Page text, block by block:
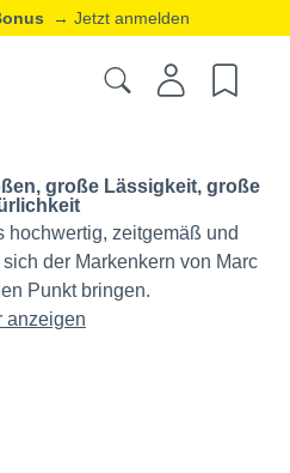
→ Jetzt anmelden
große Lässigkeit, große
hochwertig, zeitgemäß und
der Markenkern von Marc
Punkt bringen.
anzeigen